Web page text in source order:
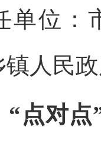
位：市
镇人民
“点对点